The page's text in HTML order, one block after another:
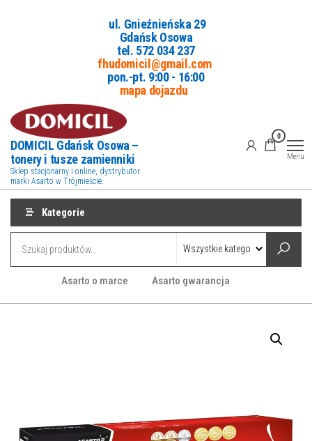
ul. Gnieźnieńska 29
Gdańsk Osowa
tel. 572 034 237
fhudomicil@gmail.com
pon.-pt. 9:00 - 16:00
mapa dojazdu
DOMICIL Gdańsk Osowa –
tonery i tusze zamienniki
Sklep stacjonarny i online, dystrybutor
marki Asarto w Trójmieście.
0
Menu
Kategorie
Asarto o marce Asarto gwarancja